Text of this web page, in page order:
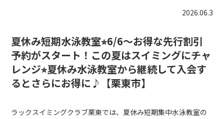
2026.06.3
夏休み短期水泳教室⭐︎6/6〜お得な先行割引
予約がスタート！この夏はスイミングにチャ
レンジ⭐︎夏休み水泳教室から継続して入会す
るとさらにお得に♪【栗東市】
ラックスイミングクラブ栗東では、夏休み短期集中水泳教室の